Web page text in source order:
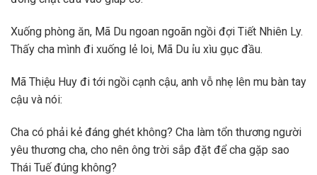
Xuống phòng ăn, Mã Du ngoan ngoãn ngồi đợi Tiết Nhiên Ly.
Thấy cha mình đi xuống lẻ loi, Mã Du ỉu xìu gục đầu.
Mã Thiệu Huy đi tới ngồi cạnh cậu, anh vỗ nhẹ lên mu bàn tay
cậu và nói:
Cha có phải kẻ đáng ghét không? Cha làm tổn thương người
yêu thương cha, cho nên ông trời sắp đặt để cha gặp sao
Thái Tuế đúng không?